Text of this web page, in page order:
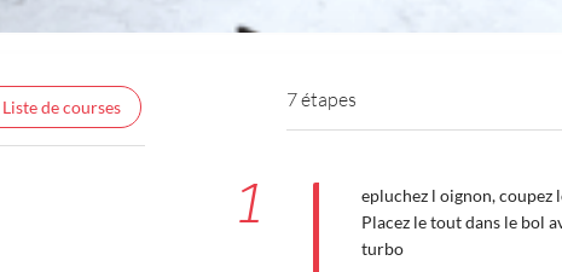
Liste de courses 7 étapes
1
epluchez l oignon, coupez
Placez le tout dans le bol
turbo